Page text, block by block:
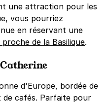
une attraction pour les
vous pourriez
en réservant une
de la Basilique.
d'Europe, bordée de
cafés. Parfaite pour